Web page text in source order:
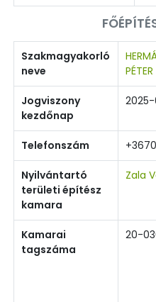
Szakmagyakorló
neve
PÉTER
Jogviszony
kezdőnap
2025-
Telefonszám
Nyilvántartó
területi építész
kamara
Zala
Kamarai
tagszáma
20-